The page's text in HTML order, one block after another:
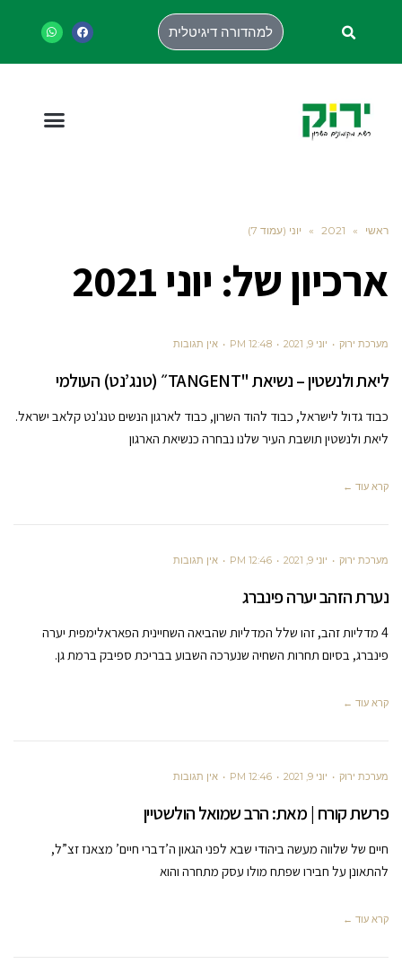
למהדורה דיגיטלית
ראשי »
2021
» יוני (עמוד 7)
ארכיון של: יוני 2021
מערכת ירוק יוני 9, 2021 12:48 PM אין תגובות
ליאת ולנשטין – נשיאת "TANGENT״ (טנג’נט) העולמי
כבוד גדול לישראל, כבוד להוד השרון, כבוד לארגון הנשים טנג'נט קלאב ישראל.
ליאת ולנשטין תושבת העיר שלנו נבחרה כנשיאת הארגון
קרא עוד ←
מערכת ירוק יוני 9, 2021 12:46 PM אין תגובות
נערת הזהב יערה פינברג
4 מדליות זהב, זהו שלל המדליות שהביאה השחיינית הפאראלימפית יערה
פינברג, בסיום תחרות השחיה שנערכה השבוע בבריכת ספיבק ברמת גן.
קרא עוד ←
מערכת ירוק יוני 9, 2021 12:46 PM אין תגובות
פרשת קורח | מאת: הרב שמואל הולשטיין
חיים של שלווה מעשה ביהודי שבא לפני הגאון ה’דברי חיים’ מצאנז זצ”ל,
להתאונן על חבירו שפתח מולו עסק מתחרה והוא
קרא עוד ←